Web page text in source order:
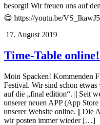
besorgt! Wir freuen uns auf
😋 https://youtu.be/
17. August 2019
Time-Table
Moin Spacken! Kommenden
Festival. Wir sind schon
auf die „final edition“. || Seit
unserer neuen APP (App
unserer Website online. || Die
wir posten immer wieder […]